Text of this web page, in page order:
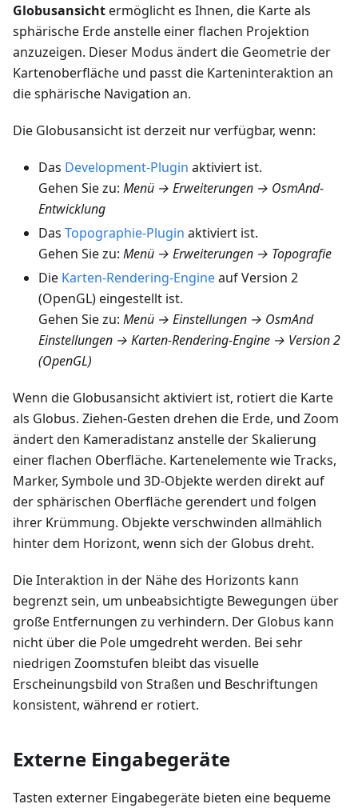
Globusansichtermöglicht es Ihnen, die Karte als
sphärische Erde anstelle einer flachen Projektion
anzuzeigen. Dieser Modus ändert die Geometrie der
Kartenoberfläche und passt die Karteninteraktion an
die sphärische Navigation an.
Die Globusansicht ist derzeit nur verfügbar, wenn:
Das Development-Plugin aktiviert ist.
Gehen Sie zu: Menü → Erweiterungen → OsmAnd-
Entwicklung
Das Topographie-Plugin aktiviert ist.
Gehen Sie zu: Menü → Erweiterungen → Topografie
Die Karten-Rendering-Engineauf Version 2
(OpenGL) eingestellt ist.
Gehen Sie zu: Menü → Einstellungen → OsmAnd
Einstellungen → Karten-Rendering-Engine → Version 2
(OpenGL)
Wenn die Globusansicht aktiviert ist, rotiert die Karte
als Globus. Ziehen-Gesten drehen die Erde, und Zoom
ändert den Kameradistanz anstelle der Skalierung
einer flachen Oberfläche. Kartenelemente wie Tracks,
Marker, Symbole und 3D-Objekte werden direkt auf
der sphärischen Oberfläche gerendert und folgen
ihrer Krümmung. Objekte verschwinden allmählich
hinter dem Horizont, wenn sich der Globus dreht.
Die Interaktion in der Nähe des Horizonts kann
begrenzt sein, um unbeabsichtigte Bewegungen über
große Entfernungen zu verhindern. Der Globus kann
nicht über die Pole umgedreht werden. Bei sehr
niedrigen Zoomstufen bleibt das visuelle
Erscheinungsbild von Straßen und Beschriftungen
konsistent, während er rotiert.
Externe Eingabegeräte
Tasten externer Eingabegeräte bieten eine bequeme